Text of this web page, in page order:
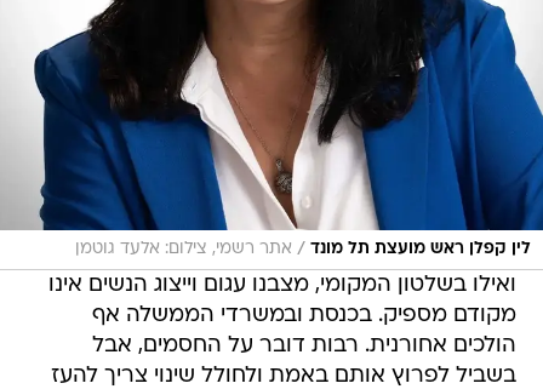
לין קפלן ראש מועצת תל מונד / אתר רשמי, צילום: אלעד גוטמן
ואילו בשלטון המקומי, מצבנו עגום וייצוג הנשים אינו
מקודם מספיק. בכנסת ובמשרדי הממשלה אף
הולכים אחורנית. רבות דובר על החסמים, אבל
בשביל לפרוץ אותם באמת ולחולל שינוי צריך להעז